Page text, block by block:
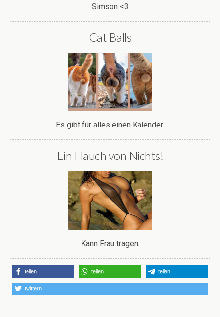
Simson <3
Cat Balls
Es gibt für alles einen Kalender.
Ein Hauch von Nichts!
Kann Frau tragen.
teilen teilen teilen
twittern